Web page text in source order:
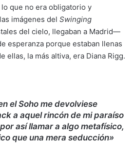
que no era obligatorio y
imágenes del Swinging
del cielo, llegaban a Madrid—
esperanza porque estaban llenas
ellas, la más altiva, era Diana Rigg.
el Soho me devolviese
a aquel rincón de mi paraíso
así llamar a algo metafísico,
que una mera seducción»